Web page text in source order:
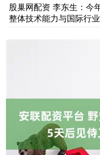
股巢网配资 李东生：今
整体技术能力与国际行